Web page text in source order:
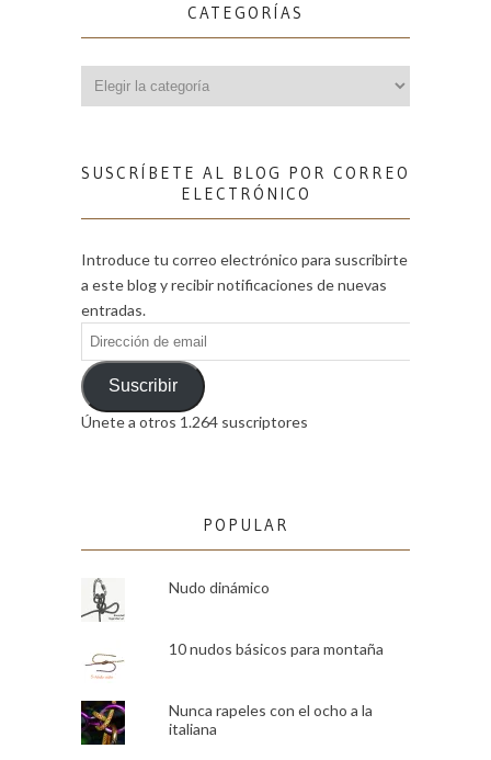
CATEGORÍAS
SUSCRÍBETE AL BLOG POR CORREO
ELECTRÓNICO
Introduce tu correo electrónico para suscribirte
a este blog y recibir notificaciones de nuevas
entradas.
Dirección
de
emailSuscribir
Únete a otros 1.264 suscriptores
POPULAR
Nudo dinámico
10 nudos básicos para montaña
Nunca rapeles con el ocho a la
italiana